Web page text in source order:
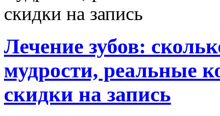
Лечение зубов:
мудрости, реальные
скидки на запись